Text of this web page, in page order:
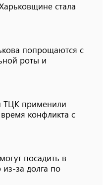
стала
попрощаются с
роты и
ТЦК применили
конфликта с
посадить в
за долга по